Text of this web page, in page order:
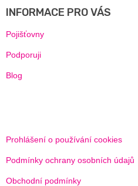
INFORMACE PRO VÁS
Pojišťovny
Podporuji
Blog
Prohlášení o používání cookies
Podmínky ochrany osobních údajů
Obchodní podmínky